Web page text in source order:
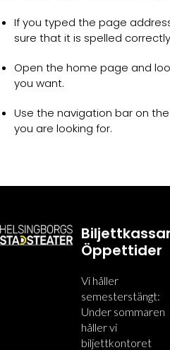
If you typed the page
sure that it is spelled
Open the home page and
you want.
Use the navigation bar on
you are looking for.
Öppettider
Vi håller
semesterstängt:
Under sommaren
håller vi
biljettkontoret